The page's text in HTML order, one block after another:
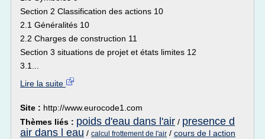
Section 2 Classification des actions 10
2.1 Généralités 10
2.2 Charges de construction 11
Section 3 situations de projet et états limites 12
3.1...
Lire la suite
Site : http://www.eurocode1.com
Thèmes liés : poids d'eau dans l'air / presence d
air dans l eau / calcul frottement de l'air / cours de l action